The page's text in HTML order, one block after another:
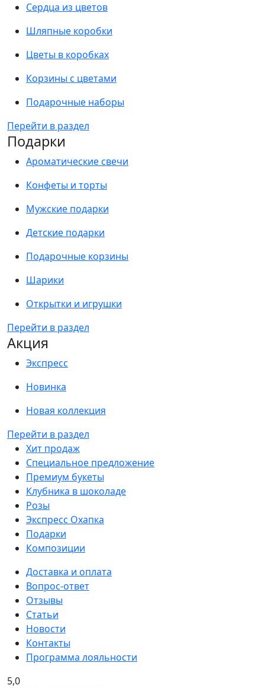
Сердца из цветов
Шляпные коробки
Цветы в коробках
Корзины с цветами
Подарочные наборы
Перейти в раздел
Подарки
Ароматические свечи
Конфеты и торты
Мужские подарки
Детские подарки
Подарочные корзины
Шарики
Открытки и игрушки
Перейти в раздел
Акция
Экспресс
Новинка
Новая коллекция
Перейти в раздел
Хит продаж
Специальное предложение
Премиум букеты
Клубника в шоколаде
Розы
Экспресс Охапка
Подарки
Композиции
Доставка и оплата
Вопрос-ответ
Отзывы
Статьи
Новости
Контакты
Программа лояльности
5,0